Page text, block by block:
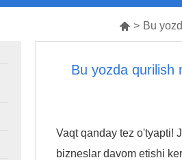
 > Bu
Bu yozda qurilish
Vaqt qanday tez o'tyapti!
bizneslar davom etishi